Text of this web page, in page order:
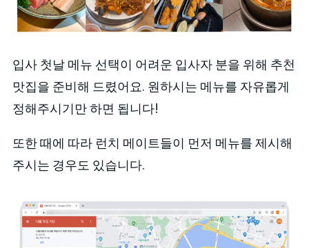
입사 첫날 메뉴 선택이 어려운 입사자 분을 위해 추천
맛집을 준비해 드렸어요. 원하시는 메뉴를 자유롭게
정해주시기만 하면 됩니다!
또한 때에 따라 런치 메이트들이 먼저 메뉴를 제시해
주시는 경우도 있습니다.